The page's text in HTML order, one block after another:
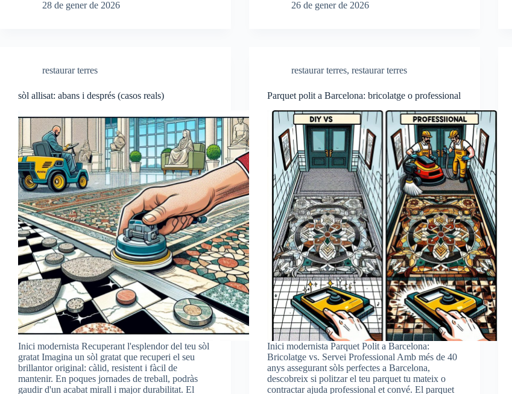
28 de gener de 2026
26 de gener de 2026
restaurar terres
sòl allisat: abans i després (casos reals)
Inici modernista Recuperant l'esplendor del teu sòl
gratat Imagina un sòl gratat que recuperi el seu
brillantor original: càlid, resistent i fàcil de
mantenir. En poques jornades de treball, podràs
gaudir d'un acabat mirall i major durabilitat. El
restaurar terres,restaurar terres
Parquet polit a Barcelona: bricolatge o professional
Inici modernista Parquet Polit a Barcelona:
Bricolatge vs. Servei Professional Amb més de 40
anys assegurant sòls perfectes a Barcelona,
descobreix si politzar el teu parquet tu mateix o
contractar ajuda professional et convé. El parquet